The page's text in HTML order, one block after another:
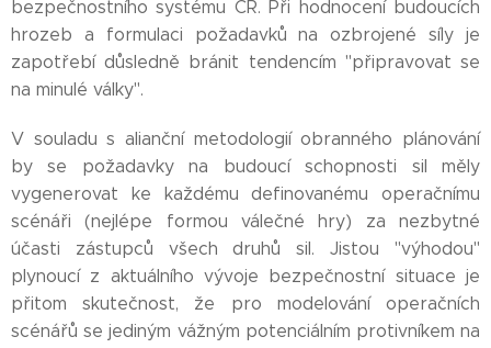
bezpečnostního systému ČR. Při hodnocení budoucích
hrozeb a formulaci požadavků na ozbrojené síly je
zapotřebí důsledně bránit tendencím "připravovat se
na minulé války".
V souladu s alianční metodologií obranného plánování
by se požadavky na budoucí schopnosti sil měly
vygenerovat ke každému definovanému operačnímu
scénáři (nejlépe formou válečné hry) za nezbytné
účasti zástupců všech druhů sil. Jistou "výhodou"
plynoucí z aktuálního vývoje bezpečnostní situace je
přitom skutečnost, že pro modelování operačních
scénářů se jediným vážným potenciálním protivníkem na